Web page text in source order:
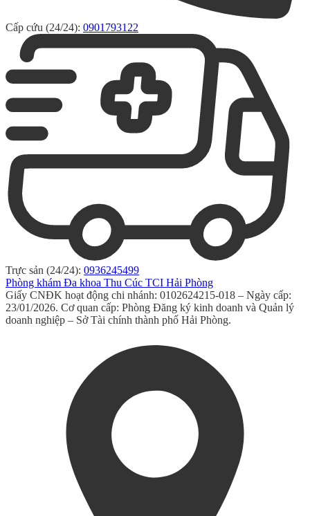
Cấp cứu (24/24): 0901793122
Trực sản (24/24): 0936245499
Phòng khám Đa khoa Thu Cúc TCI Hải Phòng
Giấy CNĐK hoạt động chi nhánh: 0102624215-018 – Ngày cấp:
23/01/2026. Cơ quan cấp: Phòng Đăng ký kinh doanh và Quản lý
doanh nghiệp – Sở Tài chính thành phố Hải Phòng.